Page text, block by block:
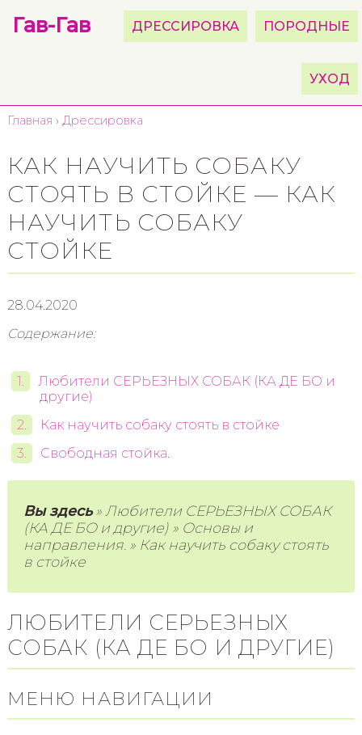
Гав-Гав ДРЕССИРОВКА ПОРОДНЫЕ
УХОД
Главная › Дрессировка
КАК НАУЧИТЬ СОБАКУ
СТОЯТЬ В СТОЙКЕ — КАК
НАУЧИТЬ СОБАКУ
СТОЙКЕ
28.04.2020
Содержание:
Любители СЕРЬЕЗНЫХ СОБАК (КА ДЕ БО и
другие)
Как научить собаку стоять в стойке
Свободная стойка.
Вы здесь» Любители СЕРЬЕЗНЫХ СОБАК
(КА ДЕ БО и другие) » Основы и
направления. » Как научить собаку стоять
в стойке
ЛЮБИТЕЛИ СЕРЬЕЗНЫХ
СОБАК (КА ДЕ БО И ДРУГИЕ)
МЕНЮ НАВИГАЦИИ